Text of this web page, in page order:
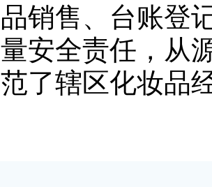
品销售、台账登
量安全责任，从
范了辖区化妆品